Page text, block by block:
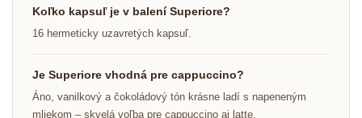
Koľko kapsuľ je v balení Superiore?
16 hermeticky uzavretých kapsuľ.
Je Superiore vhodná pre cappuccino?
Áno, vanilkový a čokoládový tón krásne ladí s napeneným
mliekom – skvelá voľba pre cappuccino aj latte.